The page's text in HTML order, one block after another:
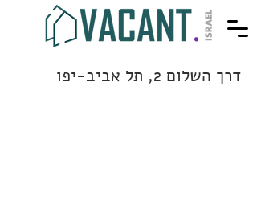
דרך השלום 2, תל אביב-יפו